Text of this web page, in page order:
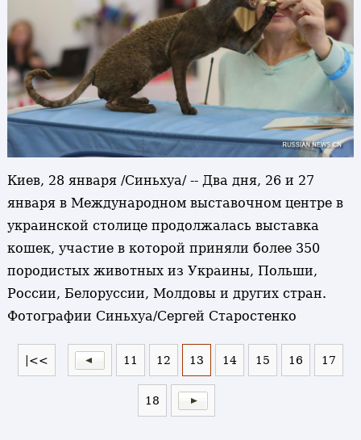
Киев, 28 января /Синьхуа/ -- Два дня, 26 и 27
января в Международном выставочном центре в
украинской столице продолжалась выставка
кошек, участие в которой приняли более 350
породистых животных из Украины, Польши,
России, Белоруссии, Молдовы и других стран.
Фотографии Синьхуа/Сергей Старостенко
|<< 11 12 13 14 15 16 17
18